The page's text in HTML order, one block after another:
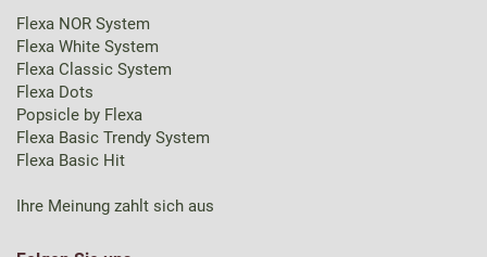
Flexa NOR System
Flexa White System
Flexa Classic System
Flexa Dots
Popsicle by Flexa
Flexa Basic Trendy System
Flexa Basic Hit
Ihre Meinung zahlt sich aus